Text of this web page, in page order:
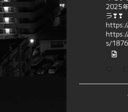
2025
ラ❣❣
s/